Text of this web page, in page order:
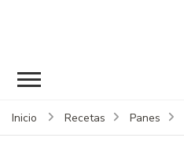
Inicio Recetas Panes